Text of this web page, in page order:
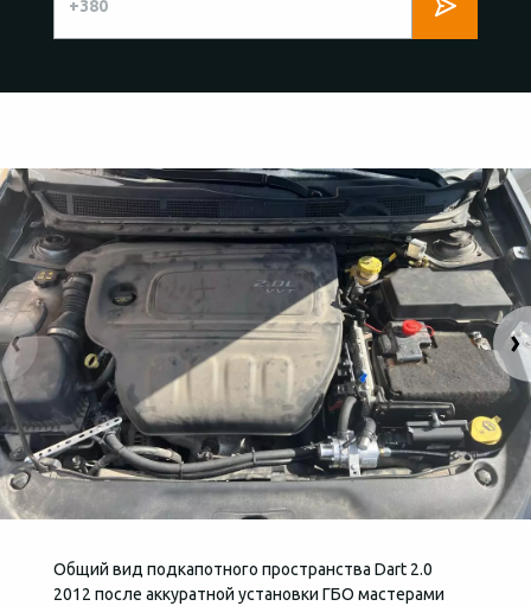
Общий вид подкапотного пространства Dart 2.0
2012 после аккуратной установки ГБО мастерами